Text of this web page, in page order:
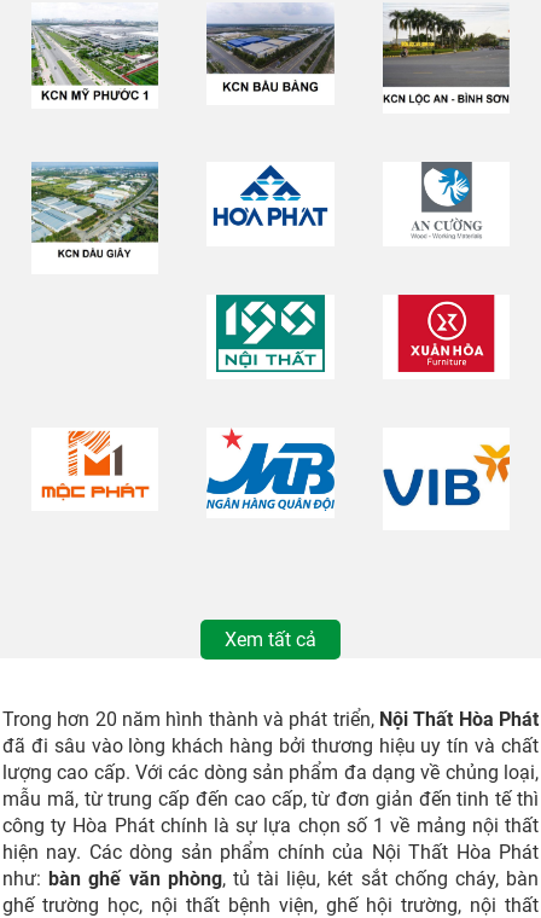
Xem tất cả
Trong hơn 20 năm hình thành và phát triển, Nội Thất Hòa Phát
đã đi sâu vào lòng khách hàng bởi thương hiệu uy tín và chất
lượng cao cấp. Với các dòng sản phẩm đa dạng về chủng loại,
mẫu mã, từ trung cấp đến cao cấp, từ đơn giản đến tinh tế thì
công ty Hòa Phát chính là sự lựa chọn số 1 về mảng nội thất
hiện nay. Các dòng sản phẩm chính của Nội Thất Hòa Phát
như:bàn ghế văn phòng, tủ tài liệu, két sắt chống cháy, bàn
ghế trường học, nội thất bệnh viện, ghế hội trường, nội thất